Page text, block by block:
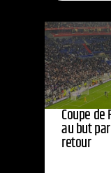
Coupe de
au but
retour